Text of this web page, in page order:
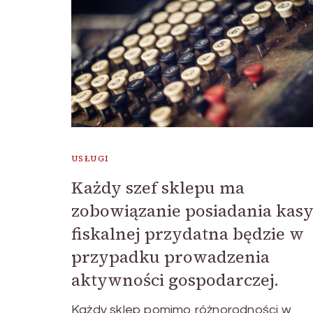
USŁUGI
Każdy szef sklepu ma
zobowiązanie posiadania kasy
fiskalnej przydatna będzie w
przypadku prowadzenia
aktywności gospodarczej.
Każdy sklep pomimo różnorodności w